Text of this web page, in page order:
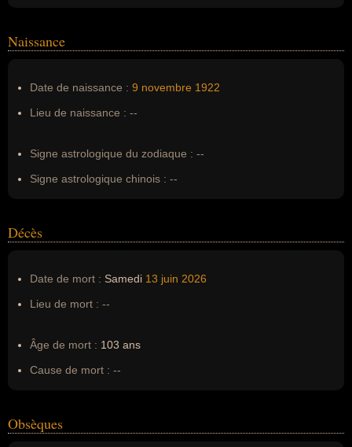
Nom de famille :Gall
Naissance
Date de naissance : 9 novembre 1922
Lieu de naissance : --
Signe astrologique du zodiaque : --
Signe astrologique chinois : --
Décès
Date de mort : Samedi 13 juin 2026
Lieu de mort : --
Âge de mort : 103 ans
Cause de mort : --
Obsèques